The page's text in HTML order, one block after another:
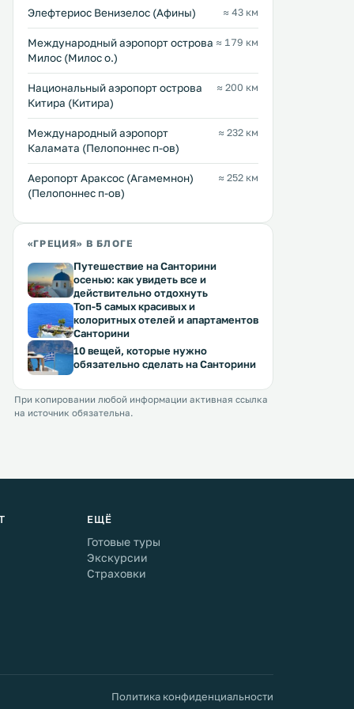
Элефтериос Венизелос (Афины) ≈ 43 км
Междунарoдный аэропорт острова
Милос (Милос о.)
≈ 179 км
Национальный аэропорт острова
Китира (Китира)
≈ 200 км
Международный аэропорт
Каламата (Пелопоннес п-ов)
≈ 232 км
Аеропорт Араксос (Агамемнон)
(Пелопоннес п-ов)
≈ 252 км
«ГРЕЦИЯ» В БЛОГЕ
Путешествие на Санторини
осенью: как увидеть все и
действительно отдохнуть
Топ-5 самых красивых и
колоритных отелей и апартаментов
Санторини
10 вещей, которые нужно
обязательно сделать на Санторини
При копировании любой информации активная ссылка
на источник обязательна.
ЕЩЁ
Готовые туры
Экскурсии
Страховки
Политика конфиденциальности